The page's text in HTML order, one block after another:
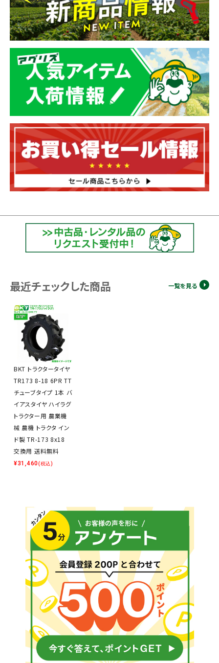
最近チェックした商品 一覧を見る
BKT トラクタータイヤ
TR173 8-18 6PR TT
チューブタイプ 1本 バ
イアスタイヤ ハイラグ
トラクター用 農業機
械 農機 トラクタ イン
ド製 TR-173 8x18
交換用 送料無料
¥31,460(税込)